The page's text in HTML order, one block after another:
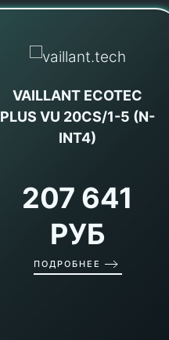
VAILLANT ECOTEC
PLUS VU 20CS/1-5 (N-
INT4)
207 641
РУБ
ПОДРОБНЕЕ